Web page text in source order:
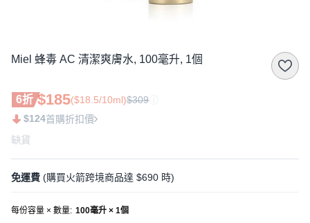
Miel 蜂毒 AC 清潔爽膚水, 100毫升, 1個
6折 $185($18.5/10ml)$309
$124首購折扣價
缺貨
免運費 (購買火箭跨境商品達 $690 時)
每份容量 × 數量: 100毫升 × 1個